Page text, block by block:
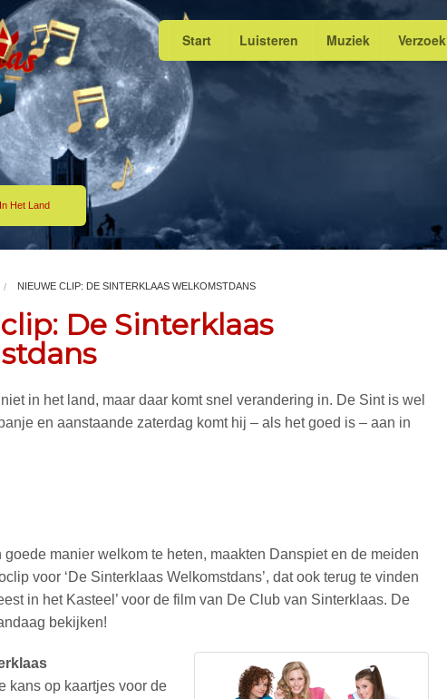
Start Luisteren Muziek Verzoek
Het Land
NIEUWE CLIP: DE SINTERKLAAS WELKOMSTDANS
De Sinterklaas
in het land, maar daar komt snel verandering in. De Sint is wel
en aanstaande zaterdag komt hij – als het goed is – aan in
goede manier welkom te heten, maakten Danspiet en de meiden
voor ‘De Sinterklaas Welkomstdans’, dat ook terug te vinden
in het Kasteel’ voor de film van De Club van Sinterklaas. De
bekijken!
kans op kaartjes voor de